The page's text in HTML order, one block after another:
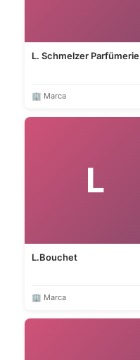
L. Schmelzer Parfümerie
🏢 Marca
L
L.Bouchet
🏢 Marca